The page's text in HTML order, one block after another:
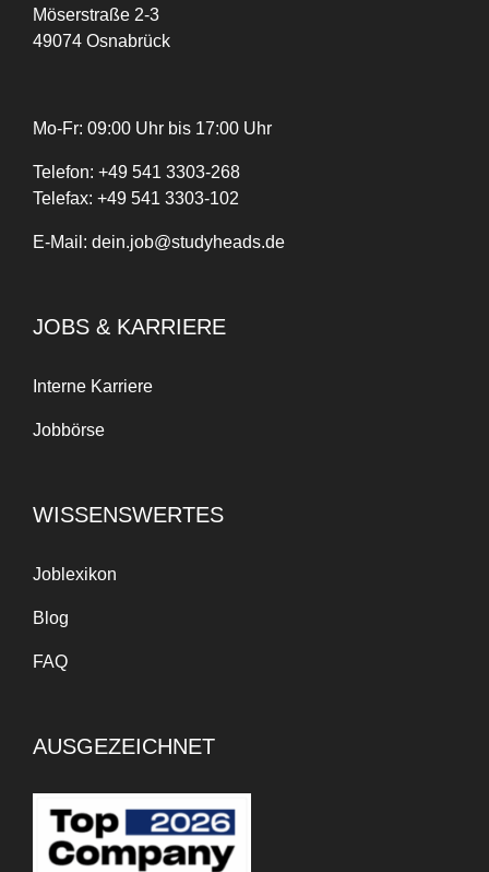
Möserstraße 2-3
49074 Osnabrück
Mo-Fr: 09:00 Uhr bis 17:00 Uhr
Telefon: +49 541 3303-268
Telefax: +49 541 3303-102
E-Mail: dein.job@studyheads.de
JOBS & KARRIERE
Interne Karriere
Jobbörse
WISSENSWERTES
Joblexikon
Blog
FAQ
AUSGEZEICHNET